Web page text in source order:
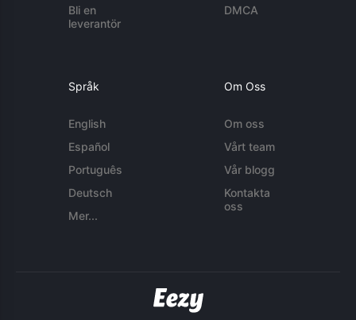
Bli en
leverantör
DMCA
Språk
English
Español
Português
Deutsch
Mer...
Om Oss
Om oss
Vårt team
Vår blogg
Kontakta
oss